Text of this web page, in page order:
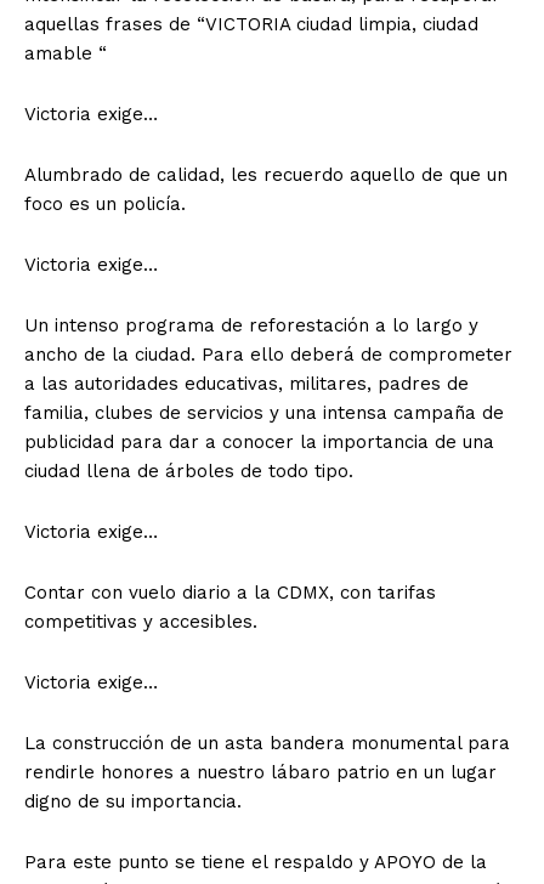
aquellas frases de “VICTORIA ciudad limpia, ciudad
amable “
Victoria exige…
Alumbrado de calidad, les recuerdo aquello de que un
foco es un policía.
Victoria exige…
Un intenso programa de reforestación a lo largo y
ancho de la ciudad. Para ello deberá de comprometer
a las autoridades educativas, militares, padres de
familia, clubes de servicios y una intensa campaña de
publicidad para dar a conocer la importancia de una
ciudad llena de árboles de todo tipo.
Victoria exige…
Contar con vuelo diario a la CDMX, con tarifas
competitivas y accesibles.
Victoria exige…
La construcción de un asta bandera monumental para
rendirle honores a nuestro lábaro patrio en un lugar
digno de su importancia.
Para este punto se tiene el respaldo y APOYO de la